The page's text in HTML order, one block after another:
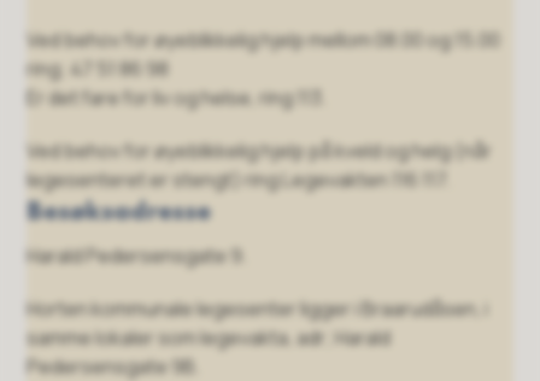
Ved behov for øyeblikkelig hjelp mellom 08.00 og 15.00
ring; 47 51 86 98
Er det fare for liv og helse, ring 113.
Ved behov for øyeblikkelig hjelp på kveld og helg (når
legesenteret er stengt) ring Legevakten 116 117.
Besøksadresse
Harald Pedersensgate 9.
Horten kommunale legesenter ligger i Braarudåsen, i
samme lokaler som legevakta, adr; Harald
Pedersensgate 9B.